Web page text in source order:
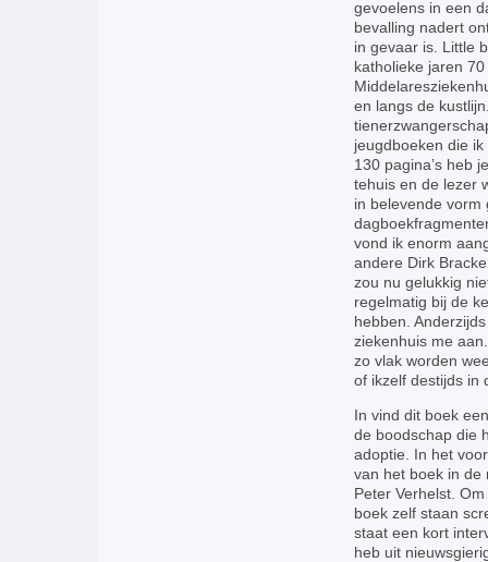
gevoelens in een
bevalling nadert
in gevaar is. Little
katholieke jaren
en langs de
jeugdboeken die
130 pagina’s heb
tehuis en de lezer
in belevende vorm
vond ik enorm
andere Dirk
zou nu gelukkig
regelmatig bij de
hebben.
ziekenhuis me
zo vlak worden
of ikzelf destijds in
In vind dit boek
de boodschap die
adoptie. In het
van het boek in de
Peter Verhelst.
boek zelf staan
staat een kort
heb uit